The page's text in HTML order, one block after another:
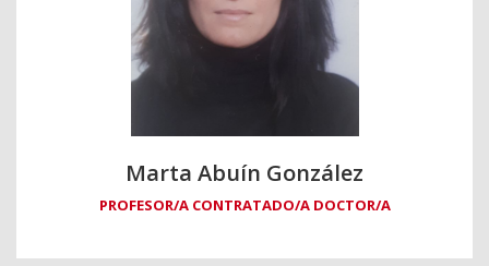
Marta Abuín González
PROFESOR/A CONTRATADO/A DOCTOR/A